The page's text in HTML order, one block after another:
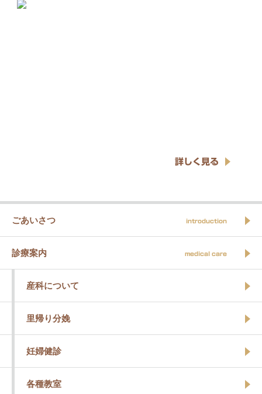
詳しく見る
ごあいさつ introduction
診療案内 medical care
産科について
里帰り分娩
妊婦健診
各種教室